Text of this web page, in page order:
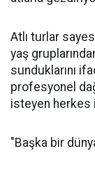
Atlı turlar
yaş
sunduklarını
profesyonel
isteyen herkes
"Başka bir